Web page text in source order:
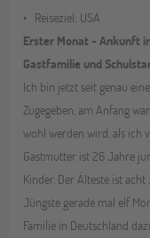
Reiseziel: USA
Erster Monat - Ankunft
Gastfamilie und
Ich bin jetzt seit genau
Zugegeben, am Anfang
wohl werden wird, als ich
Gastmutter ist 26 Jahre
Kinder. Der Älteste ist
Jüngste gerade mal elf
Familie in Deutschland